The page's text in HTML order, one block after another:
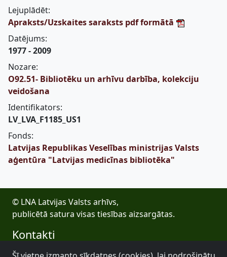
Lejuplādēt:
Apraksts/Uzskaites saraksts pdf formātā
Datējums:
1977 - 2009
Nozare:
O92.51- Bibliotēku un arhīvu darbība, kolekciju
veidošana
Identifikators:
LV_LVA_F1185_US1
Fonds:
Latvijas Republikas Veselības ministrijas Valsts
aģentūra "Latvijas medicīnas bibliotēka"
© LNA Latvijas Valsts arhīvs,
publicētā satura visas tiesības aizsargātas.
Kontakti
E-pasts: lva@arhivi.gov.lv